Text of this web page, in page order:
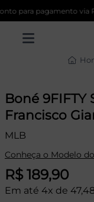
para pagamento via Pix
Boné 9FIFTY
Francisco
MLB
Conheça o Modelo
R$ 189,90
Em até 4x de